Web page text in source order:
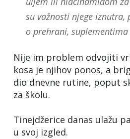
su važnosti njege iznutra,
o prehrani,
Nije im problem odvojiti
kosa je njihov ponos, a
dio dnevne rutine, poput
za školu.
Tinejdžerice danas ulažu
u svoj izgled.